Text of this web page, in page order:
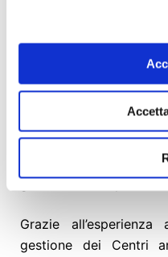
Osservatorio
Donne con Disabilità
rilevazione e la ricerca
dei risultati
potranno rendere più
gli strumenti di
Grazie
gestione dei Centri